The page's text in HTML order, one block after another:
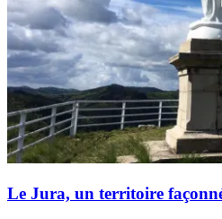
Le Jura, un territoire